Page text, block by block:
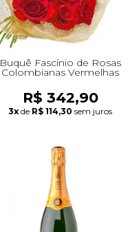
Buquê Fascínio de Rosas
Colombianas Vermelhas
R$ 342,90
3x de R$ 114,30 sem juros